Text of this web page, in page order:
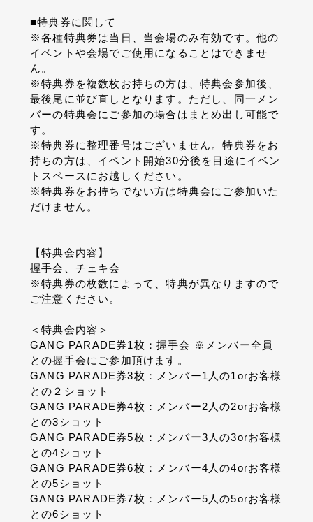
■特典券に関して
※各種特典券は当日、当会場のみ有効です。他の
イベントや会場でご使用になることはできませ
ん。
※特典券を複数枚お持ちの方は、特典会参加後、
最後尾に並び直しとなります。ただし、同一メン
バーの特典会にご参加の場合はまとめ出し可能で
す。
※特典券に整理番号はございません。特典券をお
持ちの方は、イベント開始30分後を目途にイベン
トスペースにお越しください。
※特典券をお持ちでない方は特典会にご参加いた
だけません。
【特典会内容】
握手会、チェキ会
※特典券の枚数によって、特典が異なりますので
ご注意ください。
＜特典会内容＞
GANG PARADE券1枚：握手会 ※メンバー全員
との握手会にご参加頂けます。
GANG PARADE券3枚：メンバー1人の1orお客様
との２ショット
GANG PARADE券4枚：メンバー2人の2orお客様
との3ショット
GANG PARADE券5枚：メンバー3人の3orお客様
との4ショット
GANG PARADE券6枚：メンバー4人の4orお客様
との5ショット
GANG PARADE券7枚：メンバー5人の5orお客様
との6ショット